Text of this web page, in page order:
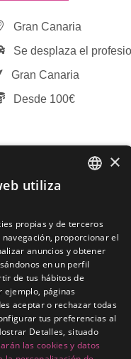
Gran Canaria
Se desplaza el
Gran Canaria
Desde 100€
© 2026
×
utiliza
propias y de terceros
proporcionar el
anuncios y obtener
en un perfil
de tus hábitos de
ejemplo, páginas
aceptar o rechazar todas
tus preferencias al
Detalles, situado
las cookies y datos